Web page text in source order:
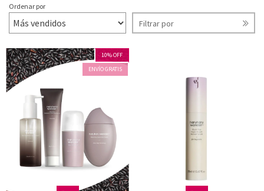
Ordenar por
Filtrar por
10%OFF
ENVÍO GRATIS